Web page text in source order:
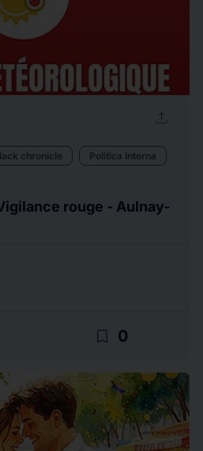
upload
chronicle
Politica Interna
rouge - Aulnay-
bookmark_border 0